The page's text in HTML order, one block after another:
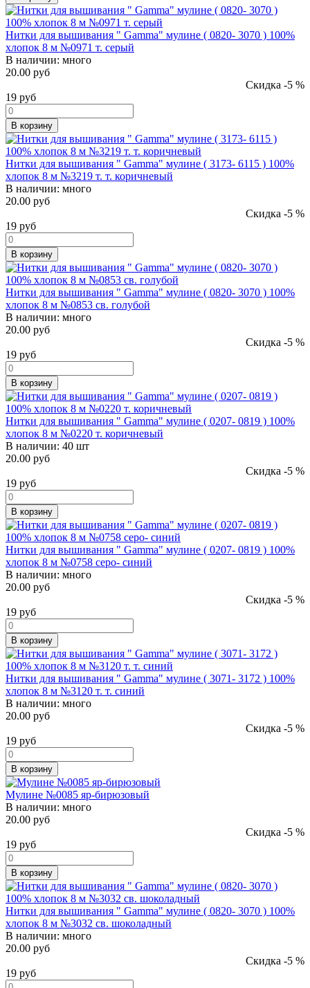
Нитки для вышивания " Gamma" мулине ( 0820- 3070 ) 100%
хлопок 8 м №0971 т. серый
В наличии: много
20.00 руб
Скидка -5 %
19 руб
В корзину
Нитки для вышивания " Gamma" мулине ( 3173- 6115 ) 100%
хлопок 8 м №3219 т. т. коричневый
В наличии: много
20.00 руб
Скидка -5 %
19 руб
В корзину
Нитки для вышивания " Gamma" мулине ( 0820- 3070 ) 100%
хлопок 8 м №0853 св. голубой
В наличии: много
20.00 руб
Скидка -5 %
19 руб
В корзину
Нитки для вышивания " Gamma" мулине ( 0207- 0819 ) 100%
хлопок 8 м №0220 т. коричневый
В наличии: 40 шт
20.00 руб
Скидка -5 %
19 руб
В корзину
Нитки для вышивания " Gamma" мулине ( 0207- 0819 ) 100%
хлопок 8 м №0758 серо- синий
В наличии: много
20.00 руб
Скидка -5 %
19 руб
В корзину
Нитки для вышивания " Gamma" мулине ( 3071- 3172 ) 100%
хлопок 8 м №3120 т. т. синий
В наличии: много
20.00 руб
Скидка -5 %
19 руб
В корзину
Мулине №0085 яр-бирюзовый
В наличии: много
20.00 руб
Скидка -5 %
19 руб
В корзину
Нитки для вышивания " Gamma" мулине ( 0820- 3070 ) 100%
хлопок 8 м №3032 св. шоколадный
В наличии: много
20.00 руб
Скидка -5 %
19 руб